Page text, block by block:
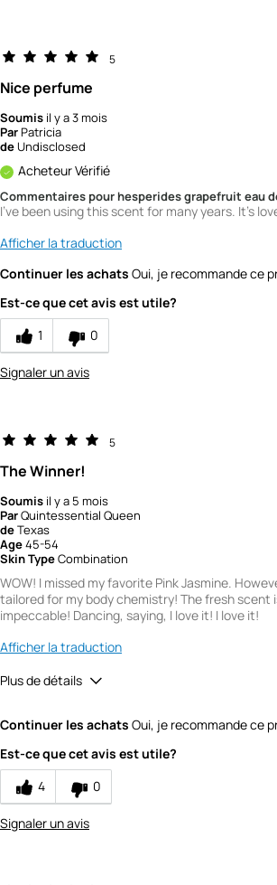
5
Nice perfume
Soumis il y a 3 mois
ParPatricia
deUndisclosed
Acheteur Vérifié
Commentaires pour hesperides grapefruit eau
I've been using this scent for many years. It's
Afficher la traduction
Continuer les achats Oui, je recommande ce
Est-ce que cet avis est utile?
1
0
Signaler un avis
5
The Winner!
Soumis il y a 5 mois
ParQuintessential Queen
deTexas
Age45-54
Skin TypeCombination
WOW! I missed my favorite Pink Jasmine.
tailored for my body chemistry! The fresh scent
impeccable! Dancing, saying, I love it! I love it!
Afficher la traduction
Plus de détails
coupon or contest entry for this review?
Would you recommend Fresh to a friend?
Quality
Continuer les achats Oui, je recommande ce
Est-ce que cet avis est utile?
4
0
Signaler un avis